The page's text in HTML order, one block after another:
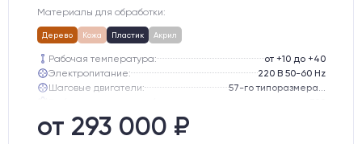
Материалы для обработки:
Дерево Кожа Пластик Акрил
Рабочая температура:
от +10 до +40
Электропитание:
220 В 50-60 Hz
Шаговые двигатели:
Направляющие оси Y:
Направляющие оси Х:
от 293 000 ₽